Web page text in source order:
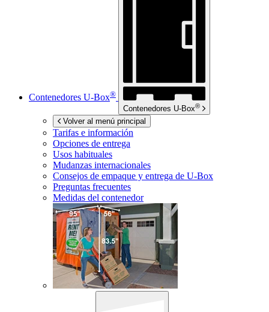
Contenedores U-Box®
Contenedores U-Box®
Volver al menú principal
Tarifas e información
Opciones de entrega
Usos habituales
Mudanzas internacionales
Consejos de empaque y entrega de U-Box
Preguntas frecuentes
Medidas del contenedor